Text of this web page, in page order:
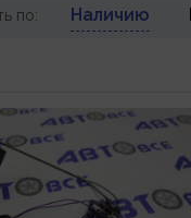
по: Наличию